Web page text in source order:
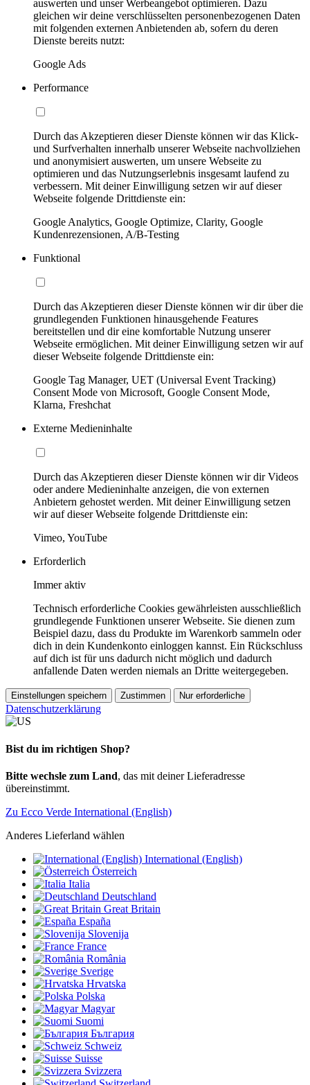
auswerten und unser Werbeangebot optimieren. Dazu
gleichen wir deine verschlüsselten personenbezogenen Daten
mit folgenden externen Anbietenden ab, sofern du deren
Dienste bereits nutzt:
Google Ads
Performance
Durch das Akzeptieren dieser Dienste können wir das Klick-
und Surfverhalten innerhalb unserer Webseite nachvollziehen
und anonymisiert auswerten, um unsere Webseite zu
optimieren und das Nutzungserlebnis insgesamt laufend zu
verbessern. Mit deiner Einwilligung setzen wir auf dieser
Webseite folgende Drittdienste ein:
Google Analytics, Google Optimize, Clarity, Google
Kundenrezensionen, A/B-Testing
Funktional
Durch das Akzeptieren dieser Dienste können wir dir über die
grundlegenden Funktionen hinausgehende Features
bereitstellen und dir eine komfortable Nutzung unserer
Webseite ermöglichen. Mit deiner Einwilligung setzen wir auf
dieser Webseite folgende Drittdienste ein:
Google Tag Manager, UET (Universal Event Tracking)
Consent Mode von Microsoft, Google Consent Mode,
Klarna, Freshchat
Externe Medieninhalte
Durch das Akzeptieren dieser Dienste können wir dir Videos
oder andere Medieninhalte anzeigen, die von externen
Anbietern gehostet werden. Mit deiner Einwilligung setzen
wir auf dieser Webseite folgende Drittdienste ein:
Vimeo, YouTube
Erforderlich
Immer aktiv
Technisch erforderliche Cookies gewährleisten ausschließlich
grundlegende Funktionen unserer Webseite. Sie dienen zum
Beispiel dazu, dass du Produkte im Warenkorb sammeln oder
dich in dein Kundenkonto einloggen kannst. Ein Rückschluss
auf dich ist für uns dadurch nicht möglich und dadurch
anfallende Daten werden niemals an Dritte weitergegeben.
Einstellungen speichern Zustimmen Nur erforderliche
Datenschutzerklärung
Bist du im richtigen Shop?
Bitte wechsle zum Land, das mit deiner Lieferadresse
übereinstimmt.
Zu Ecco Verde International (English)
Anderes Lieferland wählen
International (English)
Österreich
Italia
Deutschland
Great Britain
España
Slovenija
France
România
Sverige
Hrvatska
Polska
Magyar
Suomi
България
Schweiz
Suisse
Svizzera